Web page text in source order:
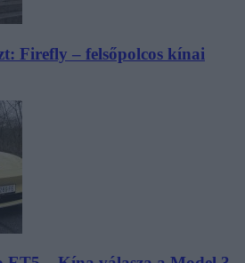
Firefly – felsőpolcos kínai